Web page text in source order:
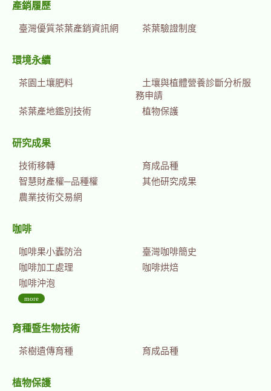
產銷履歷
臺灣優質茶葉產銷資訊網 茶葉驗證制度
環境永續
茶園土壤肥料
土壤與植體營養診斷分析服
務申請
茶葉產地鑑別技術
植物保護
研究成果
技術移轉
育成品種
智慧財產權─品種權
其他研究成果
農業技術交易網
咖啡
咖啡果小蠹防治
臺灣咖啡簡史
咖啡加工處理
咖啡烘焙
咖啡沖泡
more
育種暨生物技術
茶樹遺傳育種 育成品種
植物保護